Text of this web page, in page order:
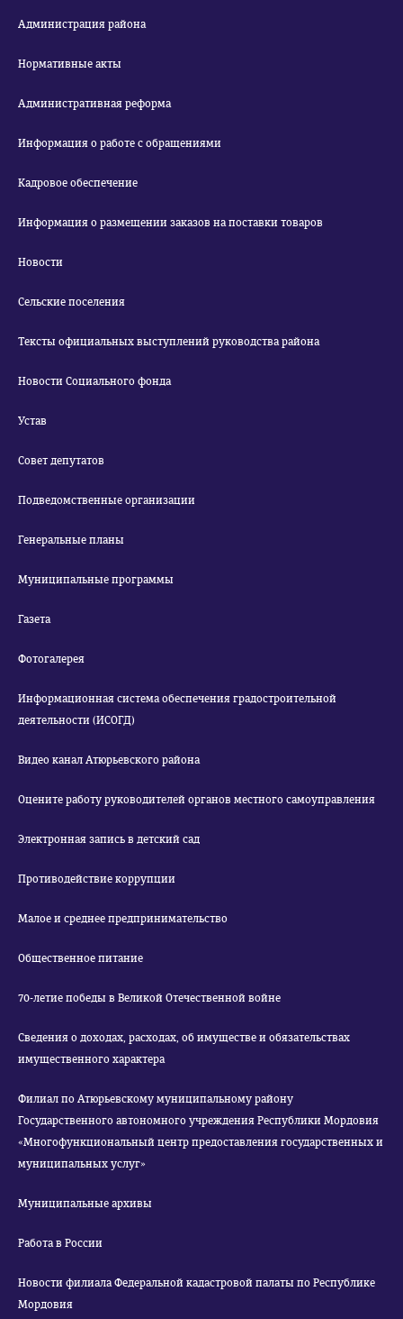
Администрация района
Нормативные акты
Административная реформа
Информация о работе с обращениями
Кадровое обеспечение
Информация о размещении заказов на поставки товаров
Новости
Сельские поселения
Тексты официальных выступлений руководства района
Новости Социального фонда
Устав
Совет депутатов
Подведомственные организации
Генеральные планы
Муниципальные программы
Газета
Фотогалерея
Информационная система обеспечения градостроительной
деятельности (ИСОГД)
Видео канал Атюрьевского района
Оцените работу руководителей органов местного самоуправления
Электронная запись в детский сад
Противодействие коррупции
Малое и среднее предпринимательство
Общественное питание
70-летие победы в Великой Отечественной войне
Сведения о доходах, расходах, об имуществе и обязательствах
имущественного характера
Филиал по Атюрьевскому муниципальному району
Государственного автономного учреждения Республики Мордовия
«Многофункциональный центр предоставления государственных и
муниципальных услуг»
Муниципальные архивы
Работа в России
Новости филиала Федеральной кадастровой палаты по Республике
Мордовия